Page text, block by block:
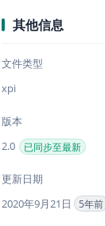
其他信息
文件类型
xpi
版本
2.0
已同步至最新
更新日期
2020年9月21日
5年前